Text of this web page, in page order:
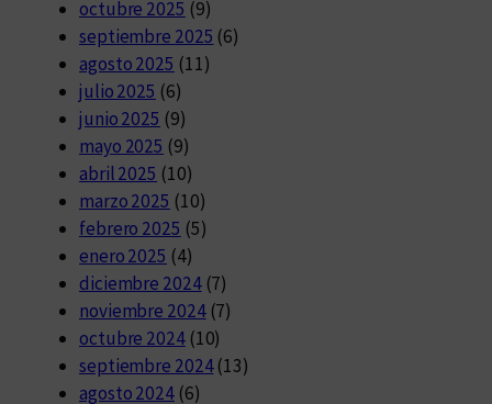
octubre 2025 (9)
septiembre 2025 (6)
agosto 2025 (11)
julio 2025 (6)
junio 2025 (9)
mayo 2025 (9)
abril 2025 (10)
marzo 2025 (10)
febrero 2025 (5)
enero 2025 (4)
diciembre 2024(7)
noviembre 2024(7)
octubre 2024(10)
septiembre 2024(13)
agosto 2024(6)